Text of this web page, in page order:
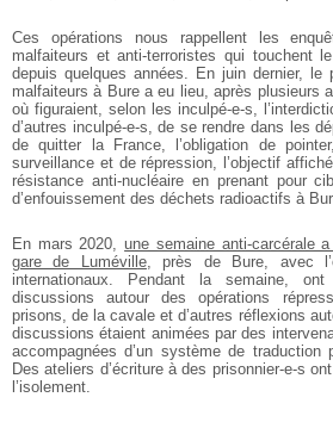
Ces opérations nous rappellent les
malfaiteurs et anti-terroristes qui touchent
depuis quelques années. En juin dernier, le
malfaiteurs à Bure a eu lieu, après plusieurs
où figuraient, selon les inculpé-e-s,
d’autres inculpé-e-s, de se rendre dans les
de quitter la France, l’obligation de
surveillance et de répression, l’objectif
résistance anti-nucléaire en prenant pour
d’enfouissement des déchets radioactifs à
En mars 2020,une semaine anti-carcérale
gare de Luméville, près de Bure, avec
internationaux. Pendant la semaine,
discussions autour des opérations
prisons, de la cavale et d’autres réflexions
discussions étaient animées par des
accompagnées d’un système de traduction
Des ateliers d’écriture à des prisonnier-e-s
l’isolement.